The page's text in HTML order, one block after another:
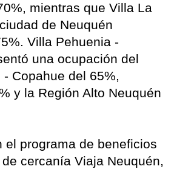
mientras que Villa La
de Neuquén
Villa Pehuenia -
una ocupación del
Copahue del 65%,
y la Región Alto Neuquén
el programa de beneficios
cercanía Viaja Neuquén,